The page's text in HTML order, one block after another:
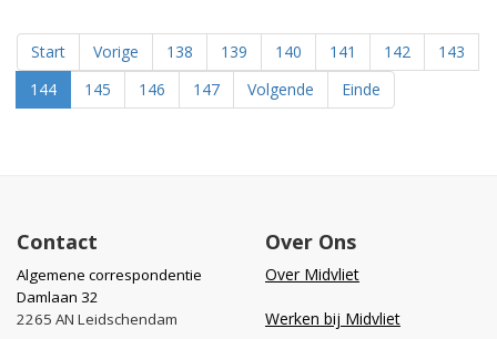
Start Vorige 138 139 140 141 142
143
144
145 146 147 Volgende Einde
Contact
Algemene correspondentie
Damlaan 32
2265 AN Leidschendam
Over Ons
Over Midvliet
Werken bij Midvliet